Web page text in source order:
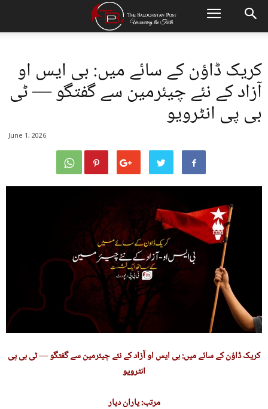
کریک ڈاؤن کے سائے میں: بی ایس او
آزاد کے نئے چیئرمین سے گفتگو — ٹی
بی پی انٹرویو
June 1, 2026
کریک ڈاؤن کے سائے میں: بی ایس او آزاد کے نئے چیئرمین سے گفتگو — ٹی بی پی
انٹرویو
مرتب: یاران دیار